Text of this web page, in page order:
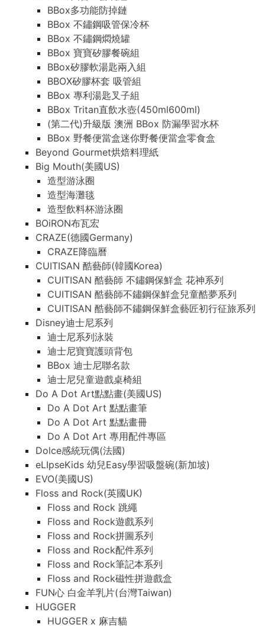
BBox多功能防掉鏈
BBox 不鏽鋼吸管保冷杯
BBox 不鏽鋼燜燒罐
BBox 寶寶矽膠餐碗組
BBox矽膠軟湯匙兩入組
BBOX矽膠杯套 吸管組
BBox 專利湯匙叉子組
BBox Tritan直飲水壺(450ml600ml)
(第二代)升級版 澳洲 BBox 防漏學習水杯
BBox 野餐便當盒迷你野餐便當盒零食盒
Beyond Gourmet烘焙料理紙
Big Mouth(美國US)
造型游泳圈
造型海灘毯
造型飲料杯游泳圈
BOiRON布瓦宏
CRAZE(德國Germany)
CRAZE降臨曆
CUITISAN 酷藝師(韓國Korea)
CUITISAN 酷藝師 不鏽鋼保鮮盒 花神系列
CUITISAN 酷藝師不鏽鋼保鮮盒兒童酷夢系列
CUITISAN 酷藝師不鏽鋼保鮮盒藝匠初行征旅系列
Disney迪士尼系列
迪士尼系列泳裝
迪士尼寶寶護頭背包
BBox 迪士尼聯名款
迪士尼兒童遊戲桌椅組
Do A Dot Art點點畫(美國US)
Do A Dot Art 點點畫筆
Do A Dot Art 點點畫冊
Do A Dot Art 專用配件專區
Dolce感統玩偶(法國)
eLIpseKids 幼兒Easy學習吸盤碗(新加坡)
EVO(美國US)
Floss and Rock(英國UK)
Floss and Rock 跳繩
Floss and Rock遊戲系列
Floss and Rock拼圖系列
Floss and Rock配件系列
Floss and Rock筆記本系列
Floss and Rock磁性拼遊戲盒
FUN心 白金羊乳片(台灣Taiwan)
HUGGER
HUGGER x 麻吉貓